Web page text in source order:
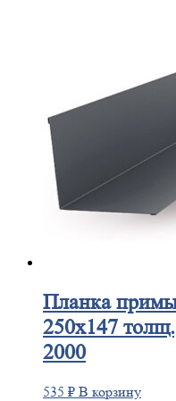
Планка
250х147
2000
535 ₽ В корзину